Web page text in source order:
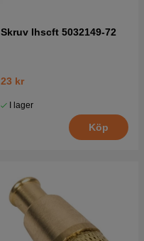
Skruv Ihscft 5032149-72
23 kr
I lager
Köp